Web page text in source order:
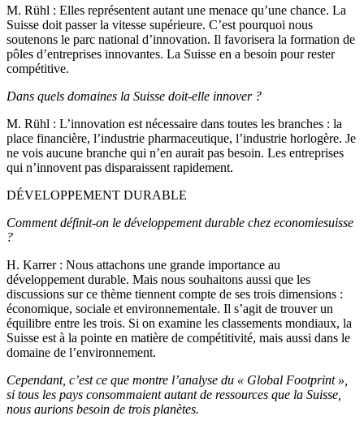
M. Rühl : Elles représentent autant une menace qu’une chance. La
Suisse doit passer la vitesse supérieure. C’est pourquoi nous
soutenons le parc national d’innovation. Il favorisera la formation de
pôles d’entreprises innovantes. La Suisse en a besoin pour rester
compétitive.
Dans quels domaines la Suisse doit-elle innover ?
M. Rühl : L’innovation est nécessaire dans toutes les branches : la
place financière, l’industrie pharmaceutique, l’industrie horlogère. Je
ne vois aucune branche qui n’en aurait pas besoin. Les entreprises
qui n’innovent pas disparaissent rapidement.
DÉVELOPPEMENT DURABLE
Comment définit-on le développement durable chez economiesuisse
?
H. Karrer: Nous attachons une grande importance au
développement durable. Mais nous souhaitons aussi que les
discussions sur ce thème tiennent compte de ses trois dimensions :
économique, sociale et environnementale. Il s’agit de trouver un
équilibre entre les trois. Si on examine les classements mondiaux, la
Suisse est à la pointe en matière de compétitivité, mais aussi dans le
domaine de l’environnement.
Cependant, c’est ce que montre l’analyse du « Global Footprint »,
si tous les pays consommaient autant de ressources que la Suisse,
nous aurions besoin de trois planètes.